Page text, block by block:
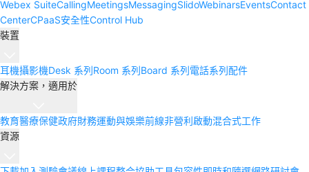
Webex SuiteCallingMeetingsMessagingSlidoWebinarsEventsContact
CenterCPaaS安全性Control Hub
裝置
耳機攝影機Desk 系列Room 系列Board 系列電話系列配件
解決方案，適用於
教育醫療保健政府財務運動與娛樂前線非營利啟動混合式工作
資源